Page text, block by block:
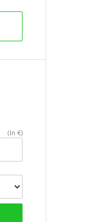
(In €)